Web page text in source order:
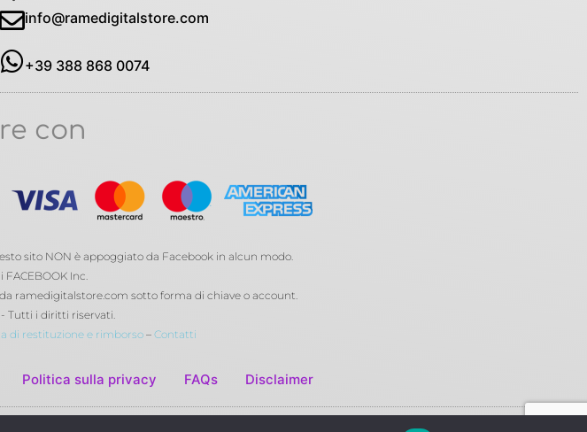
info@ramedigitalstore.com
+39 388 868 0074
con
sito NON è appoggiato da Facebook in alcun modo.
Inc.
ramedigitalstore.com sotto forma di chiave o account.
Tutti i diritti riservati.
di restituzione e rimborso – Contatti
Politica sulla privacy FAQs Disclaimer